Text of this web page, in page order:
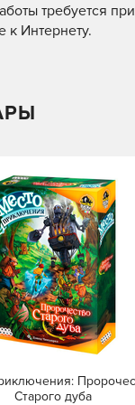
требуется
к Интернету.
Старого дуба